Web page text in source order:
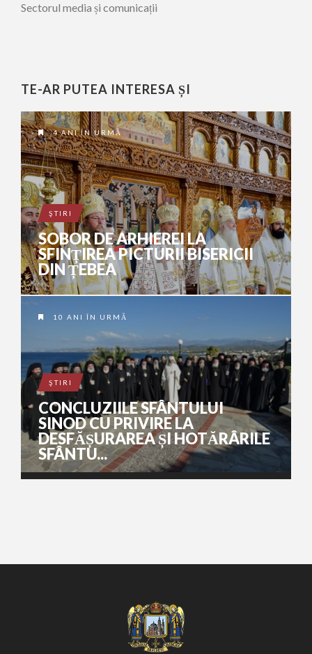
Sectorul media și comunicații
TE-AR PUTEA INTERESA ȘI
4 ANI ÎN URMĂ
ŞTIRI
SOBOR DE ARHIEREI LA
SFINȚIREA PICTURII BISERICII
DIN ȚEBEA
10 ANI ÎN URMĂ
ŞTIRI
CONCLUZIILE SFÂNTULUI
SINOD CU PRIVIRE LA
DESFĂȘURAREA ȘI HOTĂRÂRILE
SFÂNTU...